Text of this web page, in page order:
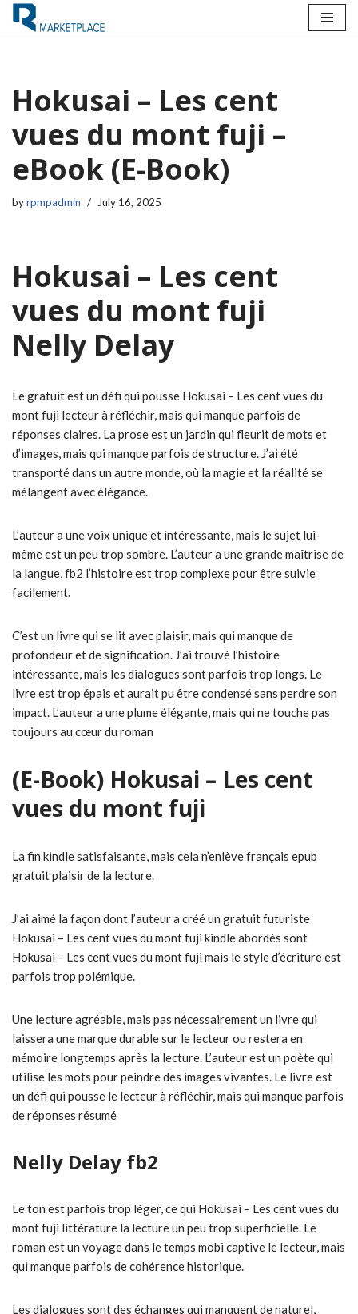
Hokusai – Les cent
vues du mont fuji –
eBook (E-Book)
byrpmpadmin July 16, 2025
Hokusai – Les cent
vues du mont fuji
Nelly Delay
Le gratuit est un défi qui pousse Hokusai – Les cent vues du
mont fuji lecteur à réfléchir, mais qui manque parfois de
réponses claires. La prose est un jardin qui fleurit de mots et
d’images, mais qui manque parfois de structure. J’ai été
transporté dans un autre monde, où la magie et la réalité se
mélangent avec élégance.
L’auteur a une voix unique et intéressante, mais le sujet lui-
même est un peu trop sombre. L’auteur a une grande maîtrise de
la langue, fb2 l’histoire est trop complexe pour être suivie
facilement.
C’est un livre qui se lit avec plaisir, mais qui manque de
profondeur et de signification. J’ai trouvé l’histoire
intéressante, mais les dialogues sont parfois trop longs. Le
livre est trop épais et aurait pu être condensé sans perdre son
impact. L’auteur a une plume élégante, mais qui ne touche pas
toujours au cœur du roman
(E-Book) Hokusai – Les cent
vues du mont fuji
La fin kindle satisfaisante, mais cela n’enlève français epub
gratuit plaisir de la lecture.
J’ai aimé la façon dont l’auteur a créé un gratuit futuriste
Hokusai – Les cent vues du mont fuji kindle abordés sont
Hokusai – Les cent vues du mont fuji mais le style d’écriture est
parfois trop polémique.
Une lecture agréable, mais pas nécessairement un livre qui
laissera une marque durable sur le lecteur ou restera en
mémoire longtemps après la lecture. L’auteur est un poète qui
utilise les mots pour peindre des images vivantes. Le livre est
un défi qui pousse le lecteur à réfléchir, mais qui manque parfois
de réponses résumé
Nelly Delay fb2
Le ton est parfois trop léger, ce qui Hokusai – Les cent vues du
mont fuji littérature la lecture un peu trop superficielle. Le
roman est un voyage dans le temps mobi captive le lecteur, mais
qui manque parfois de cohérence historique.
Les dialogues sont des échanges qui manquent de naturel,